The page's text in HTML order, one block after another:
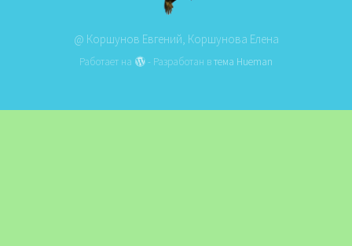
@ Коршунов Евгений, Коршунова Елена
Работает на - Разработан втема Hueman